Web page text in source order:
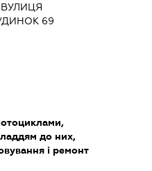
69
до них,
і ремонт